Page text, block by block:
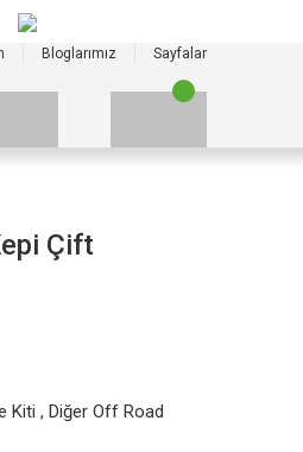
Bloglarımız Sayfalar
Çift
Kiti ,Diğer Off Road